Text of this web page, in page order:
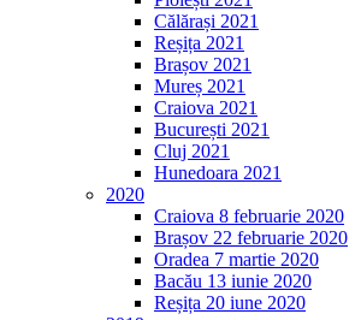
Călărași 2021
Reșița 2021
Brașov 2021
Mureș 2021
Craiova 2021
București 2021
Cluj 2021
Hunedoara 2021
2020
Craiova 8 februarie 2020
Brașov 22 februarie 2020
Oradea 7 martie 2020
Bacău 13 iunie 2020
Reșița 20 iune 2020